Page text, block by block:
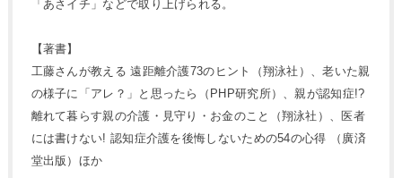
「あさイチ」などで取り上げられる。
【著書】
工藤さんが教える 遠距離介護73のヒント（翔泳社）、老いた親
の様子に「アレ？」と思ったら（PHP研究所）、親が認知症!?
離れて暮らす親の介護・見守り・お金のこと（翔泳社）、医者
には書けない! 認知症介護を後悔しないための54の心得 （廣済
堂出版）ほか